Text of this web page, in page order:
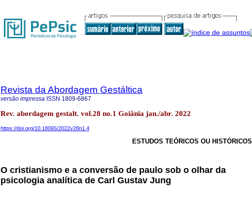
Revista da Abordagem Gestáltica
versão impressa ISSN 1809-6867
Rev. abordagem gestalt. vol.28 no.1 Goiânia jan./abr. 2022
https://doi.org/10.18065/2022v28n1.4
ESTUDOS TEÓRICOS OU HISTÓRICOS
O cristianismo e a conversão de paulo sob o olhar da
psicologia analítica de Carl Gustav Jung